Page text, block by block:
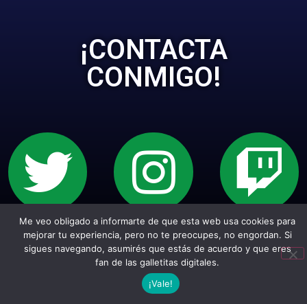
¡CONTACTA
CONMIGO!
Sitio web creado con Wordpress. Todos los
empepiderechos reservados.
Me veo obligado a informarte de que esta web usa cookies para
mejorar tu experiencia, pero no te preocupes, no engordan. Si
sigues navegando, asumirés que estás de acuerdo y que eres
fan de las galletitas digitales.
¡Vale!